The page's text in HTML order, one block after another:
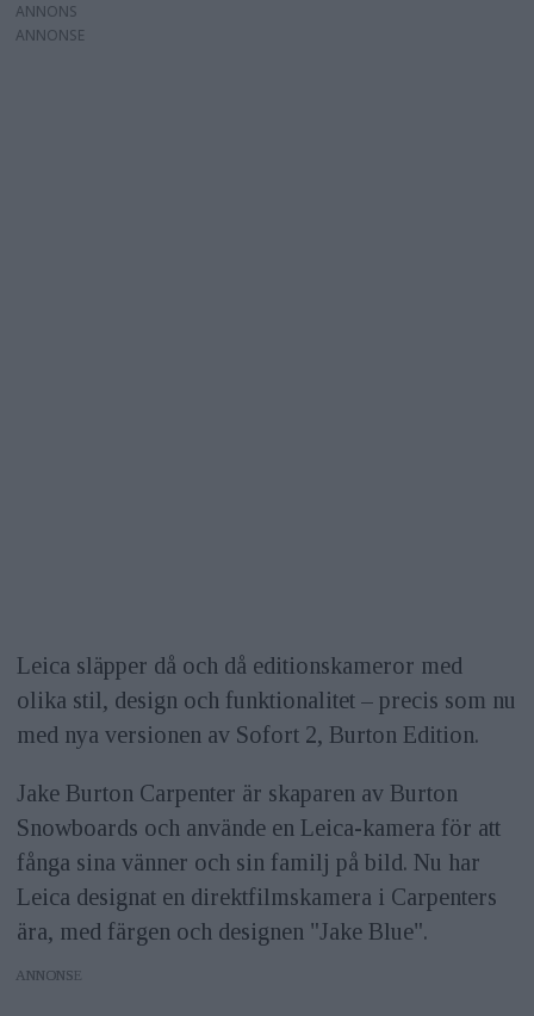
ANNONS
Leica släpper då och då editionskameror med
olika stil, design och funktionalitet – precis som nu
med nya versionen av Sofort 2, Burton Edition.
Jake Burton Carpenter är skaparen av Burton
Snowboards och använde en Leica-kamera för att
fånga sina vänner och sin familj på bild. Nu har
Leica designat en direktfilmskamera i Carpenters
ära, med färgen och designen "Jake Blue".
ANNONS